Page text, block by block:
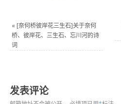
« [奈何桥彼岸花三生石]关于奈何
桥、彼岸花、三生石、忘川河的诗
词
发表评论